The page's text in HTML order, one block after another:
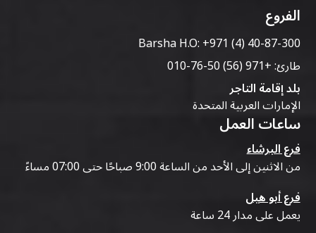
الفروع
Barsha H.O:+971 (4) 40-87-300
طارئ:+971 (56) 50-76-010
بلد إقامة التاجر
الإمارات العربية المتحدة
ساعات العمل
فرع البرشاء
من الاثنين إلى الأحد من الساعة 9:00 صباحًا حتى 07:00 مساءً
فرع أبو هيل
يعمل على مدار 24 ساعة